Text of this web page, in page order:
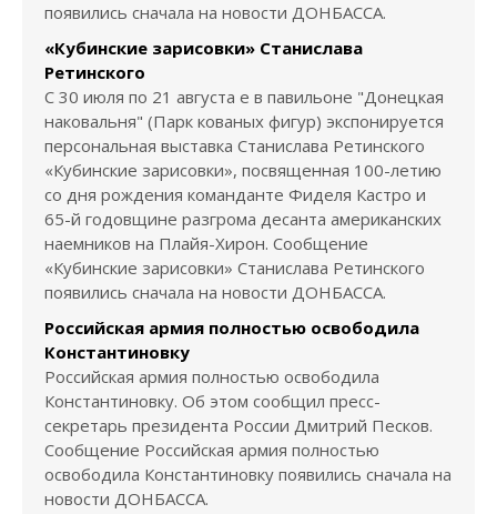
появились сначала на новости ДОНБАССА.
«Кубинские зарисовки» Станислава
Ретинского
С 30 июля по 21 августа е в павильоне "Донецкая
наковальня" (Парк кованых фигур) экспонируется
персональная выставка Станислава Ретинского
«Кубинские зарисовки», посвященная 100-летию
со дня рождения команданте Фиделя Кастро и
65-й годовщине разгрома десанта американских
наемников на Плайя-Хирон. Сообщение
«Кубинские зарисовки» Станислава Ретинского
появились сначала на новости ДОНБАССА.
Российская армия полностью освободила
Константиновку
Российская армия полностью освободила
Константиновку. Об этом сообщил пресс-
секретарь президента России Дмитрий Песков.
Сообщение Российская армия полностью
освободила Константиновку появились сначала на
новости ДОНБАССА.